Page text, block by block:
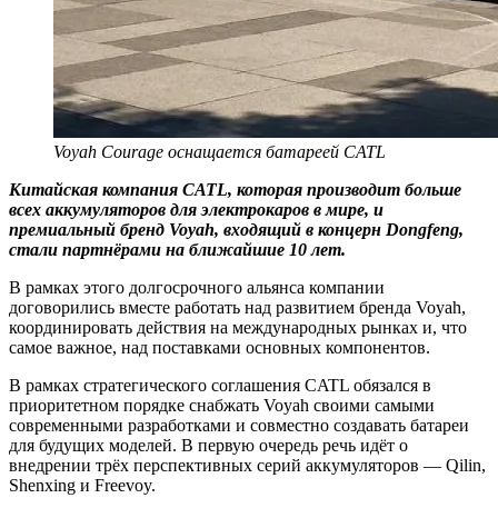
Voyah Courage оснащается батареей CATL
Китайская компания CATL, которая производит больше
всех аккумуляторов для электрокаров в мире, и
премиальный бренд Voyah, входящий в концерн Dongfeng,
стали партнёрами на ближайшие 10 лет.
В рамках этого долгосрочного альянса компании
договорились вместе работать над развитием бренда Voyah,
координировать действия на международных рынках и, что
самое важное, над поставками основных компонентов.
В рамках стратегического соглашения CATL обязался в
приоритетном порядке снабжать Voyah своими самыми
современными разработками и совместно создавать батареи
для будущих моделей. В первую очередь речь идёт о
внедрении трёх перспективных серий аккумуляторов — Qilin,
Shenxing и Freevoy.